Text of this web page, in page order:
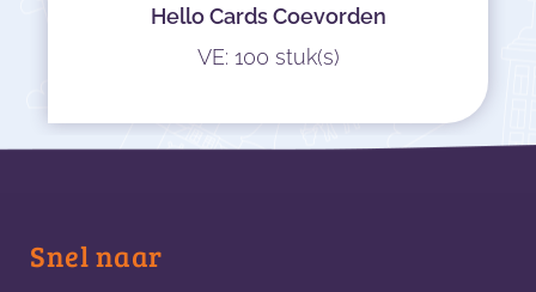
Hello Cards Coevorden
VE: 100 stuk(s)
Snel naar